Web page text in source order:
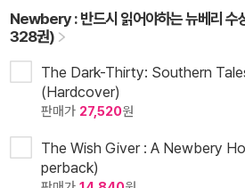
Newbery : 반드시 읽어야하는 뉴베리 수
328권)
The Dark-Thirty: Southern
(Hardcover)
판매가 27,520원
The Wish Giver : A Newbery
perback)